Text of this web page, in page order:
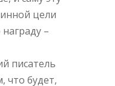
цели
–
писатель
что будет,